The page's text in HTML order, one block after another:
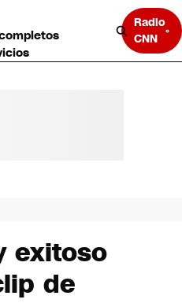
Radio
CNN
exitoso
de